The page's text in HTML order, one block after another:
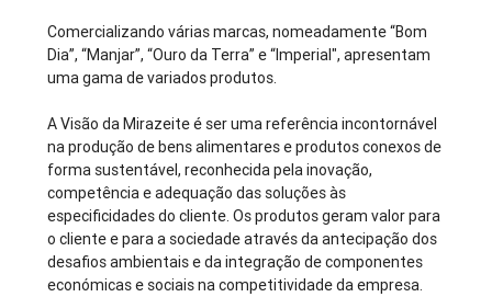
Comercializando várias marcas, nomeadamente “Bom
Dia”, “Manjar”, “Ouro da Terra” e “Imperial", apresentam
uma gama de variados produtos.
A Visão da Mirazeite é ser uma referência incontornável
na produção de bens alimentares e produtos conexos de
forma sustentável, reconhecida pela inovação,
competência e adequação das soluções às
especificidades do cliente. Os produtos geram valor para
o cliente e para a sociedade através da antecipação dos
desafios ambientais e da integração de componentes
económicas e sociais na competitividade da empresa.